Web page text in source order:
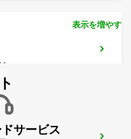
表示を増やす
サービス